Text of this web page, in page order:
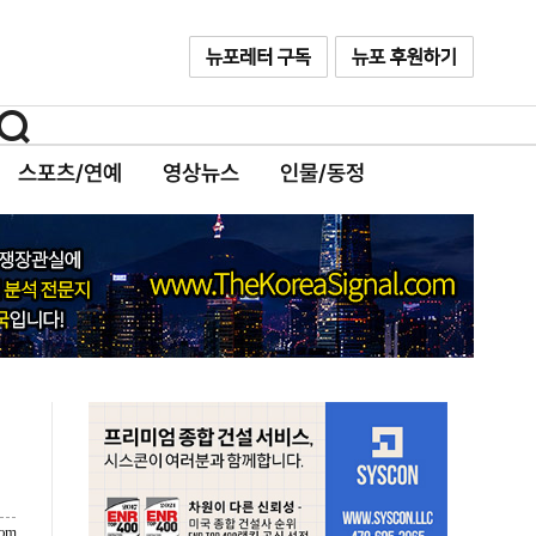
스포츠/연예 영상뉴스 인물/동정